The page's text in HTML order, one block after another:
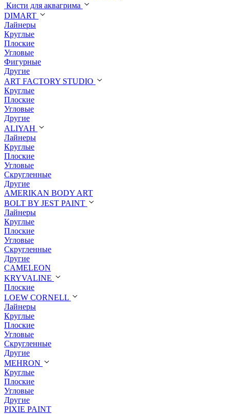
Кисти для аквагрима
DIMART
Лайнеры
Круглые
Плоские
Угловые
Фигурные
Другие
ART FACTORY STUDIO
Круглые
Плоские
Угловые
Другие
ALIYAH
Лайнеры
Круглые
Плоские
Угловые
Скругленные
Другие
AMERIKAN BODY ART
BOLT BY JEST PAINT
Лайнеры
Круглые
Плоские
Угловые
Скругленные
Другие
CAMELEON
KRYVALINE
Плоские
LOEW CORNELL
Лайнеры
Круглые
Плоские
Угловые
Скругленные
Другие
MEHRON
Круглые
Плоские
Угловые
Другие
PIXIE PAINT